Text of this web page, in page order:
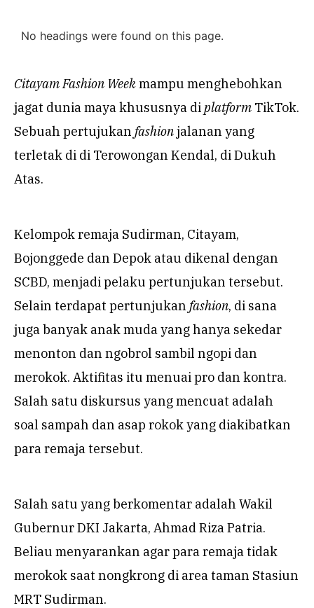
No headings were found on this page.
Citayam Fashion Weekmampu menghebohkan
jagat dunia maya khususnya diplatform TikTok.
Sebuah pertujukan fashionjalanan yang
terletak di di Terowongan Kendal, di Dukuh
Atas.
Kelompok remaja Sudirman, Citayam,
Bojonggede dan Depok atau dikenal dengan
SCBD, menjadi pelaku pertunjukan tersebut.
Selain terdapat pertunjukan fashion, di sana
juga banyak anak muda yang hanya sekedar
menonton dan ngobrol sambil ngopi dan
merokok. Aktifitas itu menuai pro dan kontra.
Salah satu diskursus yang mencuat adalah
soal sampah dan asap rokok yang diakibatkan
para remaja tersebut.
Salah satu yang berkomentar adalah Wakil
Gubernur DKI Jakarta, Ahmad Riza Patria.
Beliau menyarankan agar para remaja tidak
merokok saat nongkrong di area taman Stasiun
MRT Sudirman.